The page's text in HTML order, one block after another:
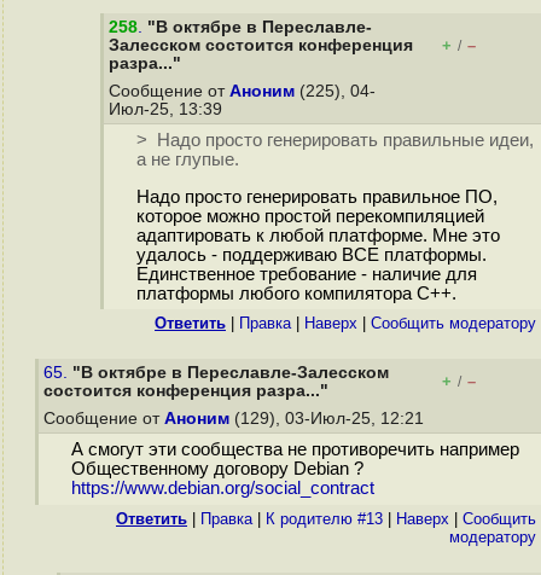
258. "В октябре в Переславле-
Залесском состоится конференция
разра..."
+ / –
Сообщение от Аноним (225), 04-
Июл-25, 13:39
> Надо просто генерировать правильные идеи,
а не глупые.
Надо просто генерировать правильное ПО,
которое можно простой перекомпиляцией
адаптировать к любой платформе. Мне это
удалось - поддерживаю ВСЕ платформы.
Единственное требование - наличие для
платформы любого компилятора C++.
Ответить Правка| Наверх Cообщить модератору
65. "В октябре в Переславле-Залесском
состоится конференция разра..."
+ / –
Сообщение от Аноним (129), 03-Июл-25, 12:21
А смогут эти сообщества не противоречить например
Общественному договору Debian ?
https://www.debian.org/social_contract
Ответить Правка| К родителю #13 Наверх
Cообщить
модератору